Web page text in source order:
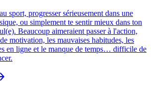
sport, progresser sérieusement dans une
ou simplement te sentir mieux dans ton
Beaucoup aimeraient passer à l'action,
motivation, les mauvaises habitudes, les
en ligne et le manque de temps… difficile de